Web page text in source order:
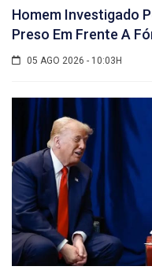
Homem Investigado
Preso Em Frente A
05 AGO 2026 - 10:03H